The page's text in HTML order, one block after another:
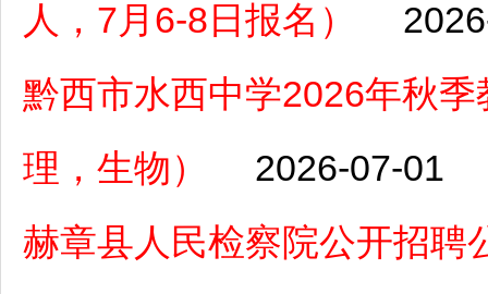
人，7月6-8日报名）
黔西市水西中学2026年秋
理，生物）
2026-07-01
赫章县人民检察院公开招聘